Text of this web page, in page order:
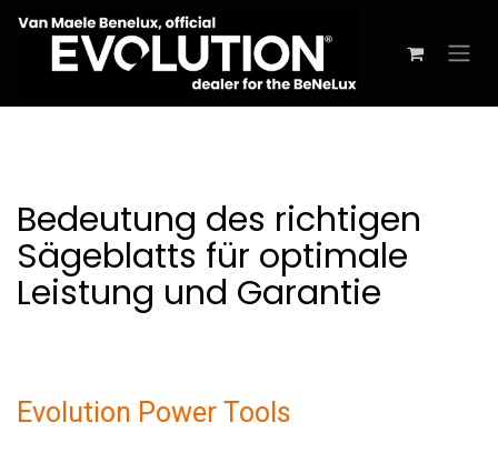
Bedeutung des richtigen
Sägeblatts für optimale
Leistung und Garantie
Evolution Power Tools